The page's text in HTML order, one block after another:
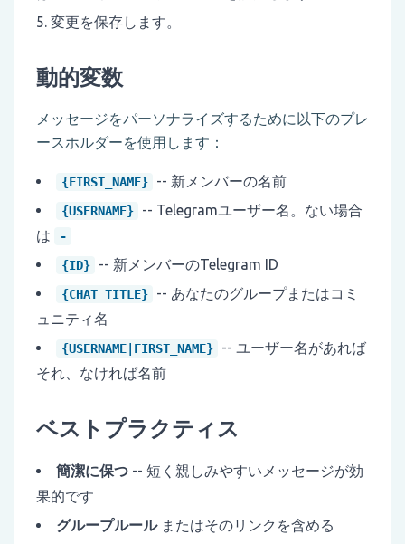
変更を保存します。
動的変数
メッセージをパーソナライズするために以下のプレ
ースホルダーを使用します：
{FIRST_NAME} -- 新メンバーの名前
{USERNAME}
-- Telegramユーザー名。ない場合
は
-
{ID}
-- 新メンバーのTelegram ID
{CHAT_TITLE}
-- あなたのグループまたはコミ
ュニティ名
{USERNAME|FIRST_NAME}
-- ユーザー名があれば
それ、なければ名前
ベストプラクティス
簡潔に保つ -- 短く親しみやすいメッセージが効
果的です
グループルールまたはそのリンクを含める